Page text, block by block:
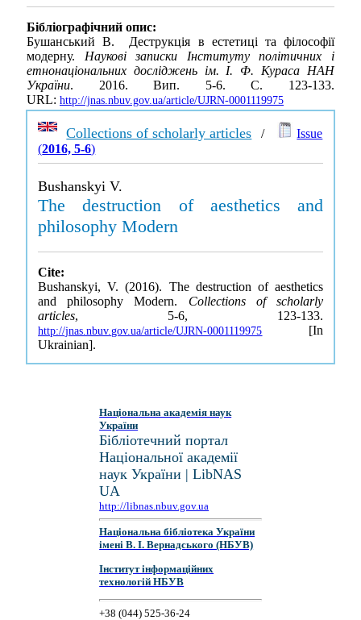
Бібліографічний опис:
Бушанський В. Деструкція в естетиці та філософії
модерну. Наукові записки Інституту політичних і
етнонаціональних досліджень ім. І. Ф. Кураса НАН
України. 2016. Вип. 5-6. С. 123-133.
URL: http://jnas.nbuv.gov.ua/article/UJRN-0001119975
Collections of scholarly articles /
Issue
(2016, 5-6)
Bushanskyi V.
The destruction of aesthetics and
philosophy Modern
Cite:
Bushanskyi, V. (2016). The destruction of aesthetics
and philosophy Modern. Collections of scholarly
articles, 5-6, 123-133.
http://jnas.nbuv.gov.ua/article/UJRN-0001119975 [In
Ukrainian].
Національна академія наук
України
Бібліотечний портал
Національної академії
наук України | LibNAS
UA
http://libnas.nbuv.gov.ua
Національна бібліотека України
імені В. І. Вернадського (НБУВ)
Інститут інформаційних
технологій НБУВ
+38 (044) 525-36-24